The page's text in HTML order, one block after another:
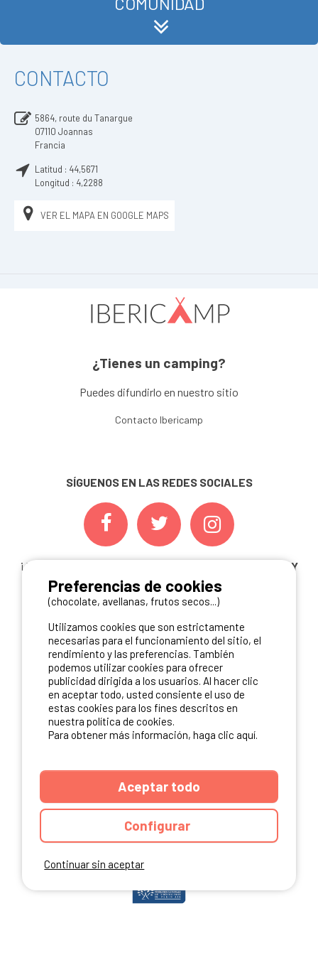
CONTACTO
5864, route du Tanargue
07110 Joannas
Francia
Latitud : 44,5671
Longitud : 4,2288
VER EL MAPA EN GOOGLE MAPS
¿Tienes un camping?
Puedes difundirlo en nuestro sitio
Contacto Ibericamp
SÍGUENOS EN LAS REDES SOCIALES
¡ Y NO TE PIERDAS NUESTRAS
OFERTAS, CONCURSOS Y
NOVEDADESINSCRIBIÉNDOTE A NUESTRA
NEWSLETTER!
ME INSCRIBO
NUESTROS PARTNERS
Continuar sin aceptar
Preferencias de cookies
(chocolate, avellanas, frutos secos...)
Utilizamos cookies que son estrictamente
necesarias para el funcionamiento del sitio, el
rendimiento y las preferencias. También
podemos utilizar cookies para ofrecer
publicidad dirigida a los usuarios. Al hacer clic
en aceptar todo, usted consiente el uso de
estas cookies para los fines descritos en
nuestra política de cookies.
Para obtener más información, haga clic aquí.
Aceptar todo
Configurar